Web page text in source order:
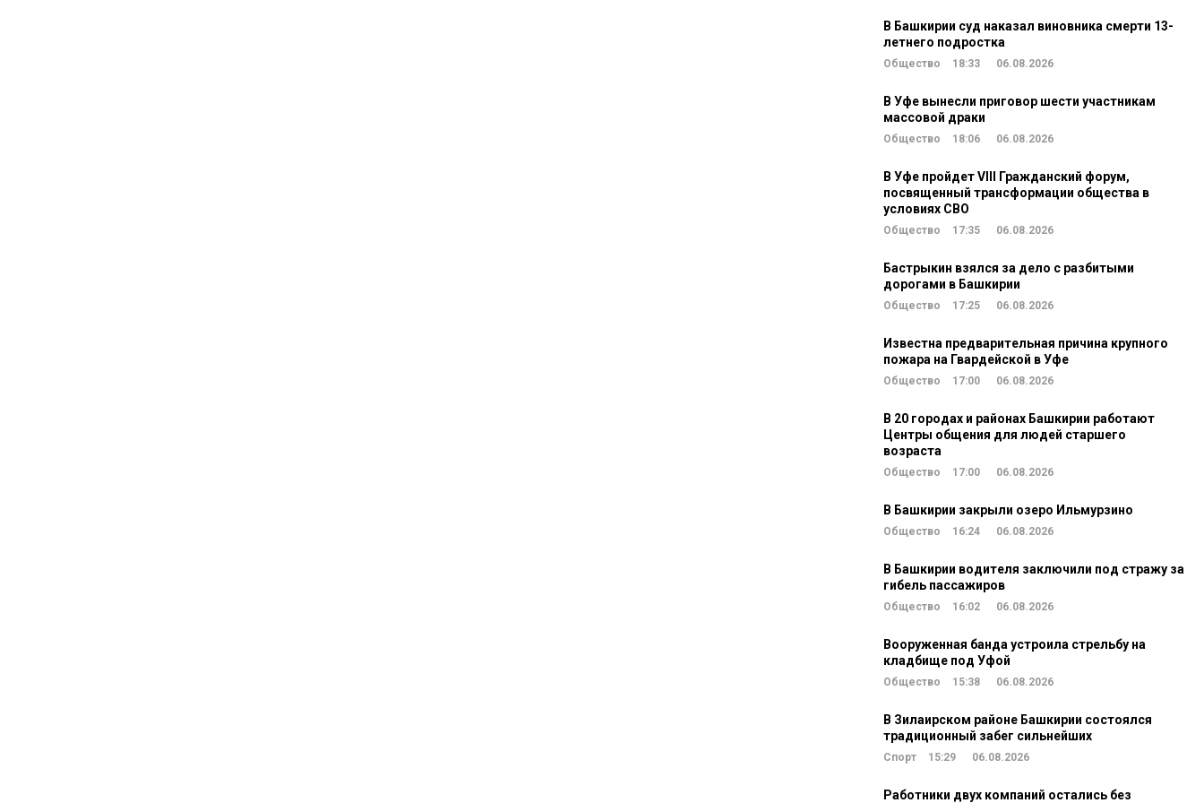
В Башкирии суд наказал виновника смерти 13-
летнего подростка
Общество 18:33 06.08.2026
В Уфе вынесли приговор шести участникам
массовой драки
Общество 18:06 06.08.2026
В Уфе пройдет VIII Гражданский форум,
посвященный трансформации общества в
условиях СВО
Общество 17:35 06.08.2026
Бастрыкин взялся за дело с разбитыми
дорогами в Башкирии
Общество 17:25 06.08.2026
Известна предварительная причина крупного
пожара на Гвардейской в Уфе
Общество 17:00 06.08.2026
В 20 городах и районах Башкирии работают
Центры общения для людей старшего
возраста
Общество 17:00 06.08.2026
В Башкирии закрыли озеро Ильмурзино
Общество 16:24 06.08.2026
В Башкирии водителя заключили под стражу за
гибель пассажиров
Общество 16:02 06.08.2026
Вооруженная банда устроила стрельбу на
кладбище под Уфой
Общество 15:38 06.08.2026
В Зилаирском районе Башкирии состоялся
традиционный забег сильнейших
Спорт 15:29 06.08.2026
Работники двух компаний остались без